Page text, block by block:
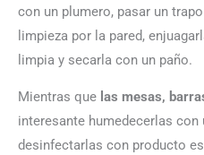
con un plumero, pasar un
limpieza por la pared,
limpia y secarla con un paño.
Mientras que las mesas,
interesante humedecerlas con
desinfectarlas con producto